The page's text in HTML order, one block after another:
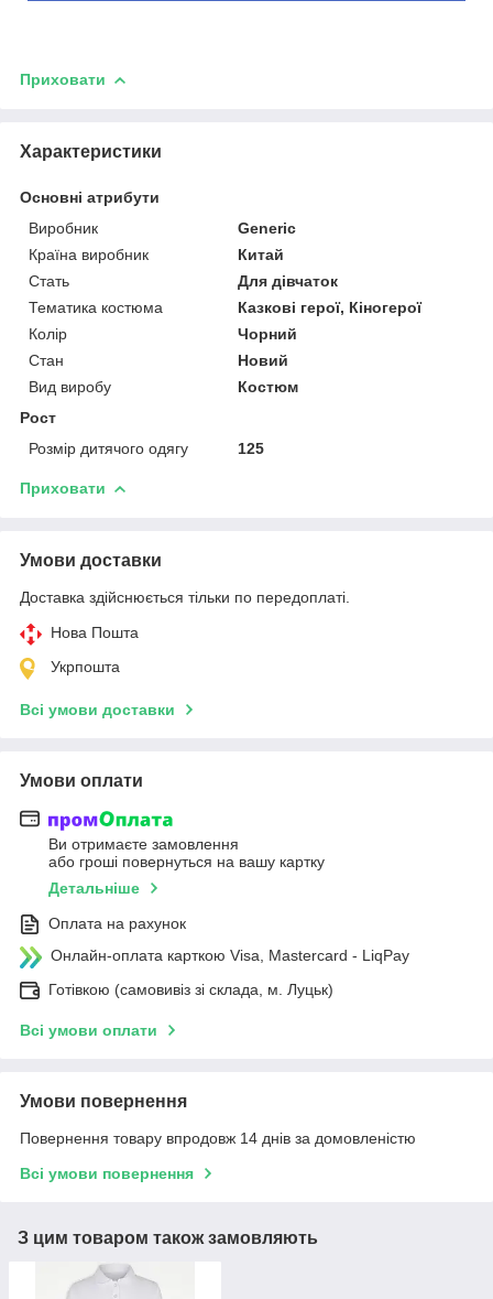
Приховати
Характеристики
Основні атрибути
Виробник
Generic
Країна виробник
Китай
Стать
Для дівчаток
Тематика костюма
Казкові герої, Кіногерої
Колір
Чорний
Стан
Новий
Вид виробу
Костюм
Рост
Розмір дитячого одягу
125
Приховати
Умови доставки
Доставка здійснюється тільки по передоплаті.
Нова Пошта
Укрпошта
Всі умови доставки
Умови оплати
Ви отримаєте замовлення
або гроші повернуться на вашу картку
Детальніше
Оплата на рахунок
Онлайн-оплата карткою Visa, Mastercard - LiqPay
Готівкою (самовивіз зі склада, м. Луцьк)
Всі умови оплати
Умови повернення
Повернення товару впродовж 14 днів за домовленістю
Всі умови повернення
З цим товаром також замовляють